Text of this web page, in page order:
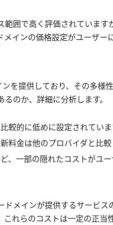
囲で高く評価されていま
インの価格設定がユーザー
を提供しており、その多様
のか、詳細に分析します。
較的に低めに設定されてい
料金は他のプロバイダと比較
、一部の隠れたコストがユ
メインが提供するサービ
れらのコストは一定の正